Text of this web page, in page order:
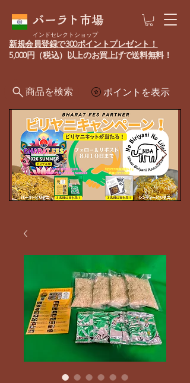
バーラト市場
ポイントを表示
新規会員登録で300ポイントプレゼント！
5,000円（税込）以上のお買上げで送料無料！
インドセレクトショップ
商品を検索